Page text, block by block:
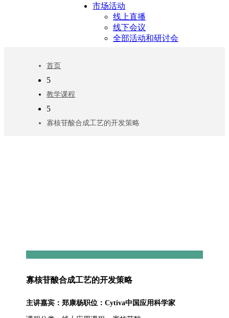
市场活动
线上直播
线下会议
全部活动和研讨会
首页
5
教学课程
5
寡核苷酸合成工艺的开发策略
寡核苷酸合成工艺的开发策略
主讲嘉宾：郑康杨职位：Cytiva中国应用科学家